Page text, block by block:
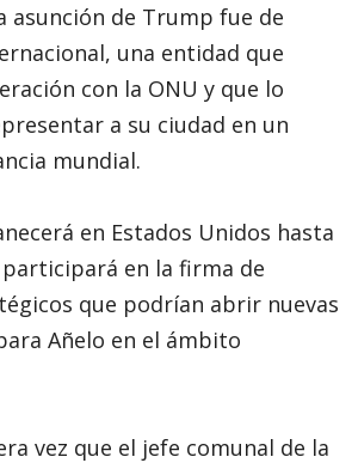
asunción de Trump fue de
una entidad que
con la ONU y que lo
a su ciudad en un
mundial.
en Estados Unidos hasta
participará en la firma de
que podrían abrir nuevas
Añelo en el ámbito
vez que el jefe comunal de la